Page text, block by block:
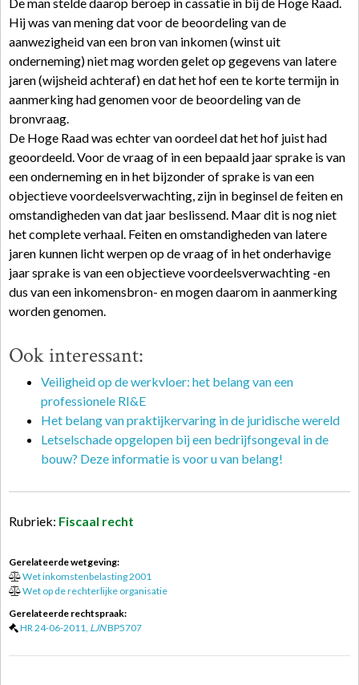
Hij was van mening dat voor de beoordeling van de
aanwezigheid van een bron van inkomen (winst uit
onderneming) niet mag worden gelet op gegevens van latere
jaren (wijsheid achteraf) en dat het hof een te korte termijn in
aanmerking had genomen voor de beoordeling van de
bronvraag.
De Hoge Raad was echter van oordeel dat het hof juist had
geoordeeld. Voor de vraag of in een bepaald jaar sprake is van
een onderneming en in het bijzonder of sprake is van een
objectieve voordeelsverwachting, zijn in beginsel de feiten en
omstandigheden van dat jaar beslissend. Maar dit is nog niet
het complete verhaal. Feiten en omstandigheden van latere
jaren kunnen licht werpen op de vraag of in het onderhavige
jaar sprake is van een objectieve voordeelsverwachting -en
dus van een inkomensbron- en mogen daarom in aanmerking
worden genomen.
Ook interessant:
Veiligheid op de werkvloer: het belang van een
professionele RI&E
Het belang van praktijkervaring in de juridische wereld
Letselschade opgelopen bij een bedrijfsongeval in de
bouw? Deze informatie is voor u van belang!
Rubriek: Fiscaal recht
Gerelateerde wetgeving:
Wet inkomstenbelasting 2001
Wet op de rechterlijke organisatie
Gerelateerde rechtspraak:
HR 24-06-2011, LJNBP5707